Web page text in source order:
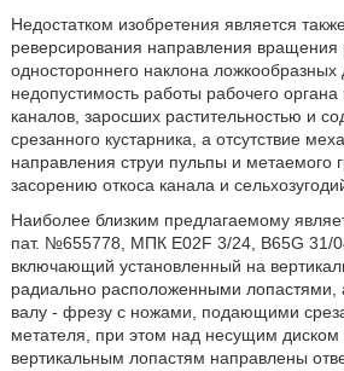
Недостатком изобретения является
реверсирования направления вращения
одностороннего наклона ложкообразных
недопустимость работы рабочего органа
каналов, заросших растительностью и
срезанного кустарника, а отсутствие
направления струи пульпы и метаемого
засорению откоса канала и
Наиболее близким предлагаемому
пат. №655778, МПК E02F 3/24, B65G 31/
включающий установленный на
радиально расположенными лопастями,
валу - фрезу с ножами, подающими
метателя, при этом над несущим диском
вертикальным лопастям направлены